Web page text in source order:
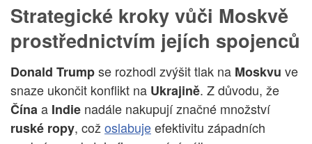
Strategické kroky vůči Moskvě
prostřednictvím jejích spojenců
Donald Trumpse rozhodl zvýšit tlak na Moskvu ve
snaze ukončit konflikt na Ukrajině. Z důvodu, že
Čínaa Indie nadále nakupují značné množství
ruské ropy, což oslabujeefektivitu západních